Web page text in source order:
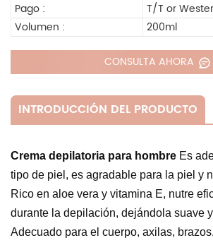
Pago :
T/T or
Volumen :
200ml
CONSULTA AHORA
INTRODUCCIÓN DEL PRODUCTO
Crema depilatoria para hombre Es
tipo de piel, es agradable para la piel y
Rico en aloe vera y vitamina E, nutre
durante la depilación, dejándola suave
Adecuado para el cuerpo, axilas,